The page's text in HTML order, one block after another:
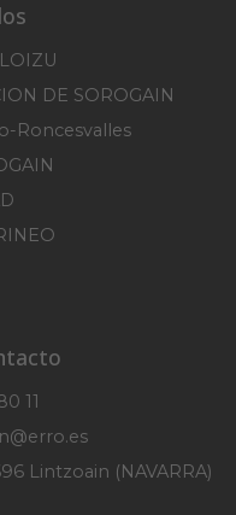
DE SOROGAIN
Roncesvalles
11
Lintzoain (NAVARRA)